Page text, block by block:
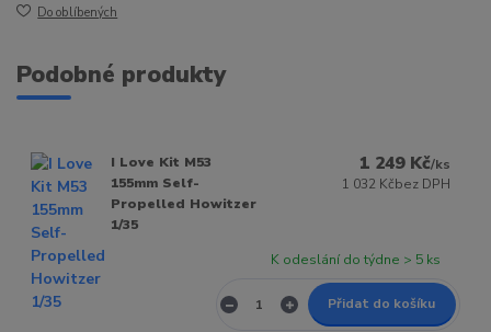
Do oblíbených
Podobné produkty
I Love Kit M53
155mm Self-
Propelled Howitzer
1/35
1 249 Kč/ks
1 032 Kčbez DPH
K odeslání do týdne > 5 ks
Přidat do košíku